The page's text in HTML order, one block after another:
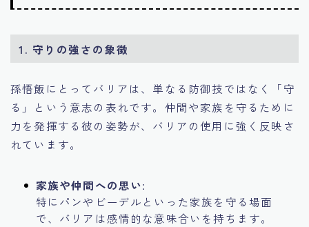
1. 守りの強さの象徴
孫悟飯にとってバリアは、単なる防御技ではなく「守
る」という意志の表れです。仲間や家族を守るために
力を発揮する彼の姿勢が、バリアの使用に強く反映さ
れています。
家族や仲間への思い:
特にパンやビーデルといった家族を守る場面
で、バリアは感情的な意味合いを持ちます。